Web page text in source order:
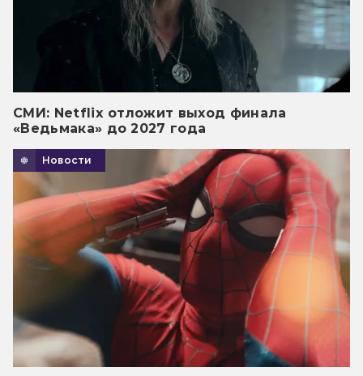
СМИ: Netflix отложит выход финала
«Ведьмака» до 2027 года
Новости